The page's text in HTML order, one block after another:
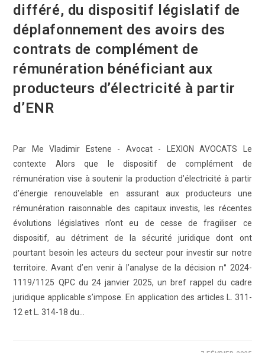
différé, du dispositif législatif de
déplafonnement des avoirs des
contrats de complément de
rémunération bénéficiant aux
producteurs d’électricité à partir
d’ENR
Par Me Vladimir Estene - Avocat - LEXION AVOCATS Le
contexte Alors que le dispositif de complément de
rémunération vise à soutenir la production d’électricité à partir
d’énergie renouvelable en assurant aux producteurs une
rémunération raisonnable des capitaux investis, les récentes
évolutions législatives n’ont eu de cesse de fragiliser ce
dispositif, au détriment de la sécurité juridique dont ont
pourtant besoin les acteurs du secteur pour investir sur notre
territoire. Avant d’en venir à l’analyse de la décision n° 2024-
1119/1125 QPC du 24 janvier 2025, un bref rappel du cadre
juridique applicable s’impose. En application des articles L. 311-
12 et L. 314-18 du…